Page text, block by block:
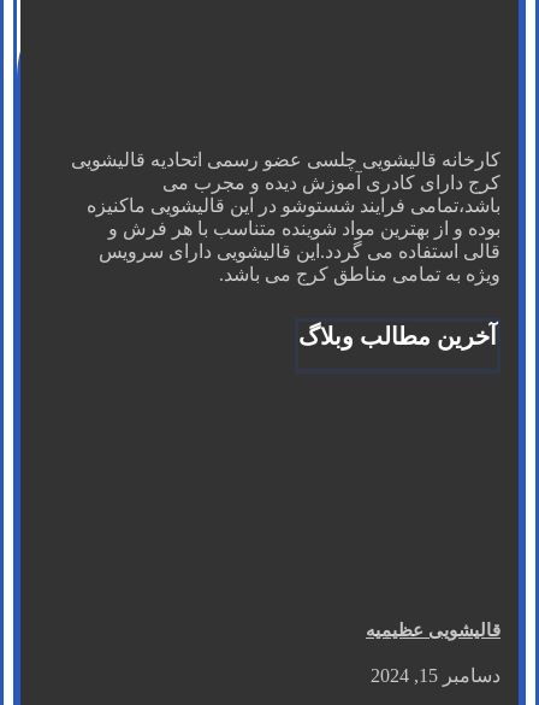
کارخانه قالیشویی چلسی عضو رسمی اتحادیه قالیشویی
کرج دارای کادری آموزش دیده و مجرب می
باشد،تمامی فرایند شستوشو در این قالیشویی ماکنیزه
بوده و از بهترین مواد شوینده متناسب با هر فرش و
قالی استفاده می گردد.این قالیشویی دارای سرویس
ویژه به تمامی مناطق کرج می باشد.
آخرین مطالب وبلاگ
قالیشویی عظیمیه
دسامبر 15, 2024